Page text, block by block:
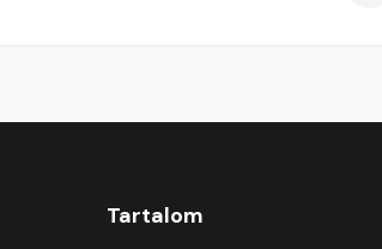
Tartalom